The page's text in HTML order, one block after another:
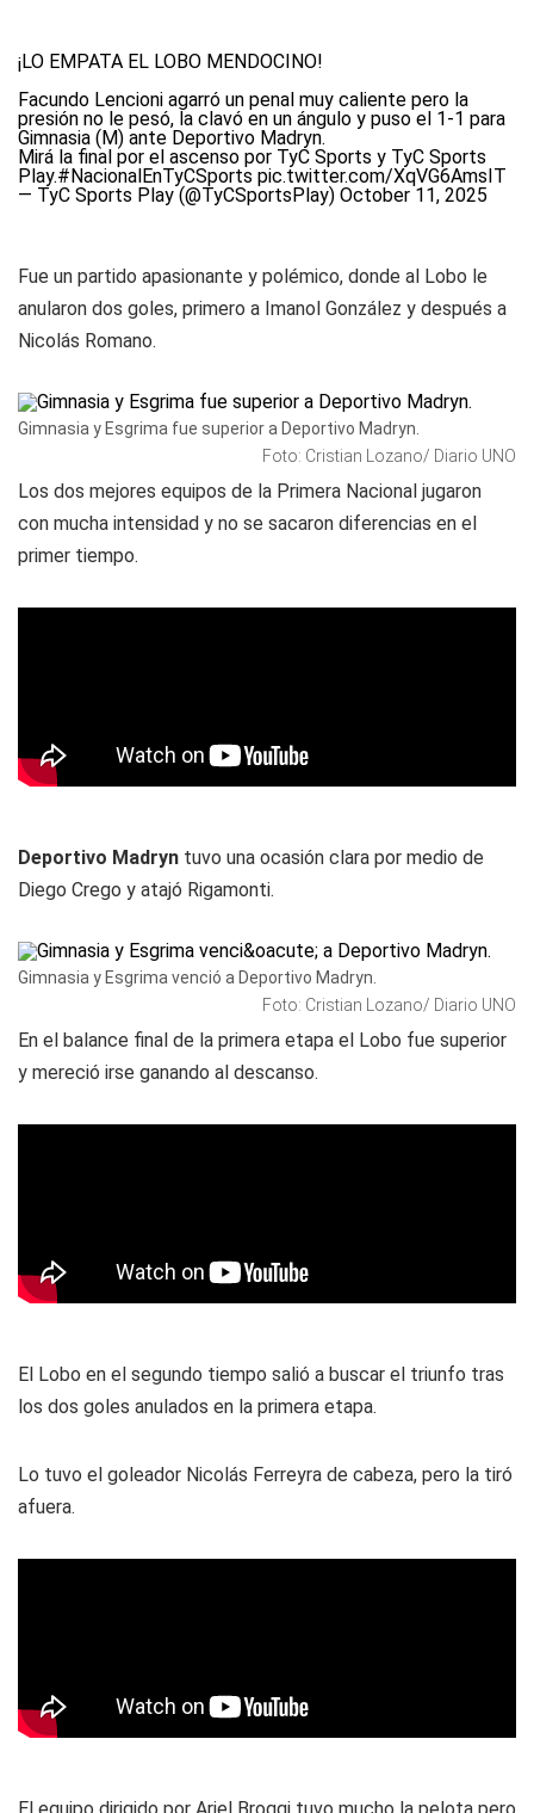
¡LO EMPATA EL LOBO MENDOCINO!
Facundo Lencioni agarró un penal muy caliente pero la
presión no le pesó, la clavó en un ángulo y puso el 1-1 para
Gimnasia (M) ante Deportivo Madryn.
Mirá la final por el ascenso por TyC Sports y TyC Sports
Play.#NacionalEnTyCSports pic.twitter.com/XqVG6AmsIT
— TyC Sports Play (@TyCSportsPlay) October 11, 2025
Fue un partido apasionante y polémico, donde al Lobo le
anularon dos goles, primero a Imanol González y después a
Nicolás Romano.
Gimnasia y Esgrima fue superior a Deportivo Madryn.
Foto: Cristian Lozano/ Diario UNO
Los dos mejores equipos de la Primera Nacional jugaron
con mucha intensidad y no se sacaron diferencias en el
primer tiempo.
Deportivo Madryn tuvo una ocasión clara por medio de
Diego Crego y atajó Rigamonti.
Gimnasia y Esgrima venció a Deportivo Madryn.
Foto: Cristian Lozano/ Diario UNO
En el balance final de la primera etapa el Lobo fue superior
y mereció irse ganando al descanso.
El Lobo en el segundo tiempo salió a buscar el triunfo tras
los dos goles anulados en la primera etapa.
Lo tuvo el goleador Nicolás Ferreyra de cabeza, pero la tiró
afuera.